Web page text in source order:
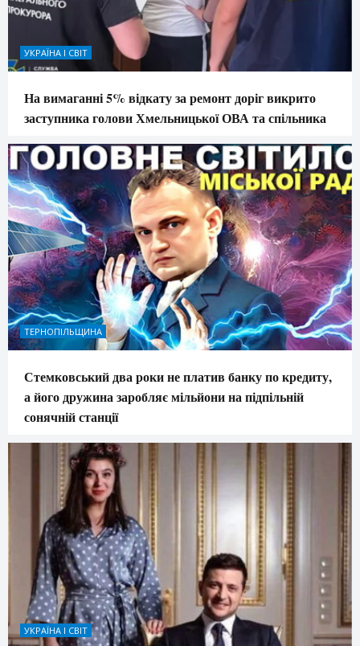
УКРАЇНА І СВІТ
На вимаганні 5% відкату за ремонт доріг викрито
заступника голови Хмельницької ОВА та спільника
ТЕРНОПІЛЬЩИНА
Стемковський два роки не платив банку по кредиту,
а його дружина заробляє мільйони на підпільній
сонячній станції
УКРАЇНА І СВІТ